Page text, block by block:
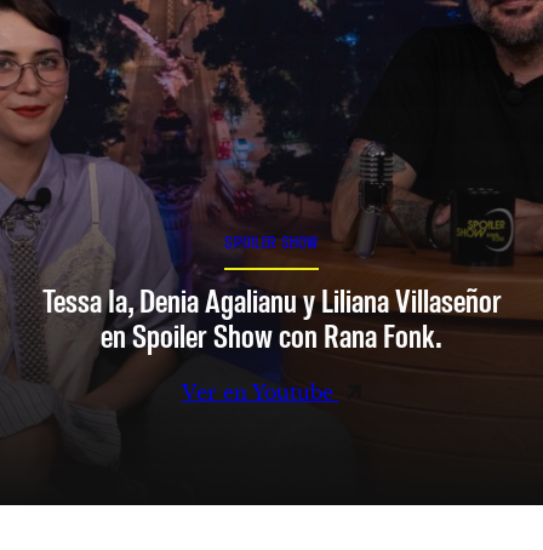
SPOILER SHOW
Tessa Ia, Denia Agalianu y Liliana Villaseñor
en Spoiler Show con Rana Fonk.
Ver en Youtube